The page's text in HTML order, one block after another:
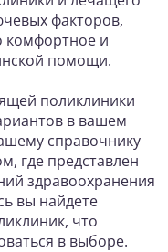
факторов,
комфортное и
помощи.
поликлиники
в вашем
справочнику
где представлен
здравоохранения
вы найдете
что
в выборе.